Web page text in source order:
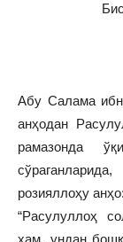
Абу Салама
анҳодан
рамазонда
розияллоҳу анҳо:
“Расулуллоҳ